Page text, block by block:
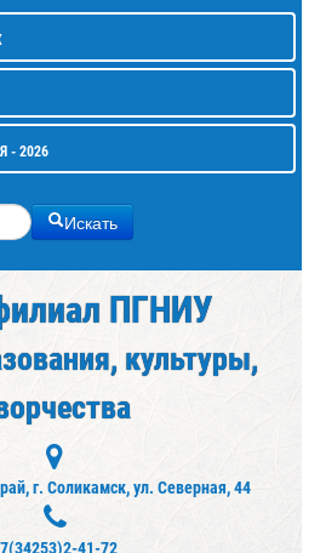
- 2026
Искать
ПГНИУ
культуры,
г. Соликамск, ул. Северная, 44
41-72